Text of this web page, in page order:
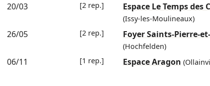
20/03 [2 rep.] Espace Le Temps des
(Issy-les-Moulineaux)
26/05 [2 rep.] Foyer Saints-Pierre-
(Hochfelden)
06/11 [1 rep.] Espace Aragon